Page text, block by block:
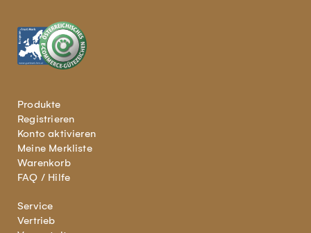
Produkte
Registrieren
Konto aktivieren
Meine Merkliste
Warenkorb
FAQ / Hilfe
Service
Vertrieb